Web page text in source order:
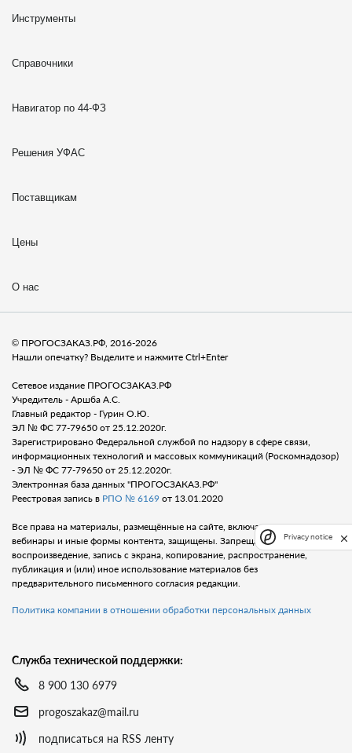
Инструменты
Справочники
Навигатор по 44-ФЗ
Решения УФАС
Поставщикам
Цены
О нас
© ПРОГОСЗАКАЗ.РФ, 2016-2026
Нашли опечатку? Выделите и нажмите Ctrl+Enter
Сетевое издание ПРОГОСЗАКАЗ.РФ
Учредитель - Аршба А.С.
Главный редактор - Гурин О.Ю.
ЭЛ № ФС 77-79650 от 25.12.2020г.
Зарегистрировано Федеральной службой по надзору в сфере связи,
информационных технологий и массовых коммуникаций (Роскомнадозор)
- ЭЛ № ФС 77-79650 от 25.12.2020г.
Электронная база данных "ПРОГОСЗАКАЗ.РФ"
Реестровая запись в РПО № 6169 от 13.01.2020
Все права на материалы, размещённые на сайте, включая тексты, видео,
вебинары и иные формы контента, защищены. Запрещается любое
воспроизведение, запись с экрана, копирование, распространение,
публикация и (или) иное использование материалов без
предварительного письменного согласия редакции.
Политика компании в отношении обработки персональных данных
Служба технической поддержки:
8 900 130 6979
progoszakaz@mail.ru
подписаться на RSS ленту
Privacy notice